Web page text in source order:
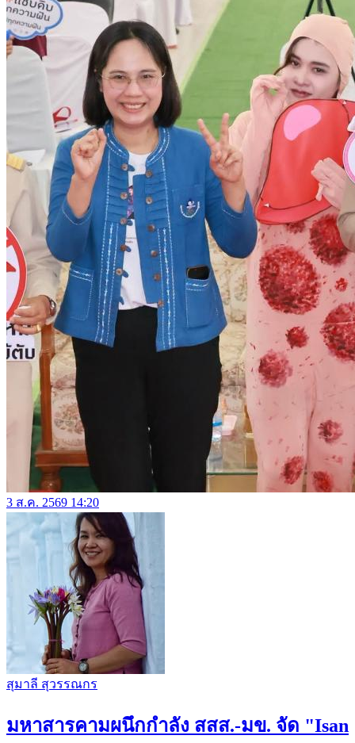
3 ส.ค. 2569 14:20
สุมาลี สุวรรณกร
มหาสารคามผนึกกำลัง สสส.-มข. จัด "Isan